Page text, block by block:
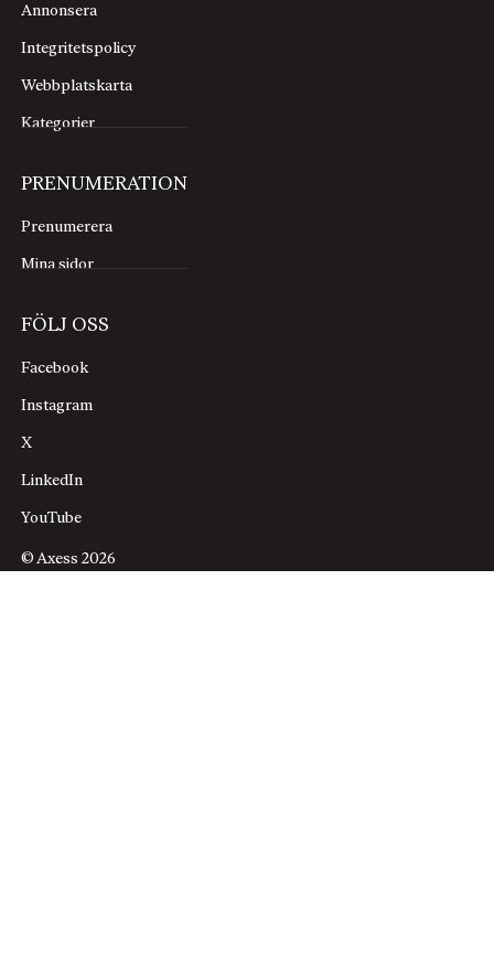
Annonsera
Integritetspolicy
Webbplatskarta
Kategorier
PRENUMERATION
Prenumerera
Mina sidor
FÖLJ OSS
Facebook
Instagram
X
LinkedIn
YouTube
© Axess 2026